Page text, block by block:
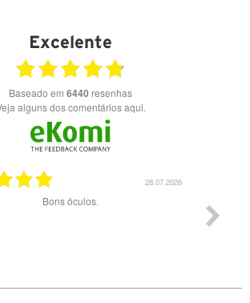
Excelente
Baseado em 6440 resenhas
Veja alguns dos comentários aqui.
28.07.2026
Bons óculos.